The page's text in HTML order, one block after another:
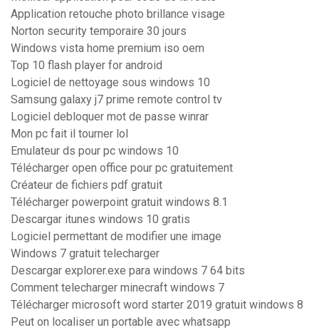
Application retouche photo brillance visage
Norton security temporaire 30 jours
Windows vista home premium iso oem
Top 10 flash player for android
Logiciel de nettoyage sous windows 10
Samsung galaxy j7 prime remote control tv
Logiciel debloquer mot de passe winrar
Mon pc fait il tourner lol
Emulateur ds pour pc windows 10
Télécharger open office pour pc gratuitement
Créateur de fichiers pdf gratuit
Télécharger powerpoint gratuit windows 8.1
Descargar itunes windows 10 gratis
Logiciel permettant de modifier une image
Windows 7 gratuit telecharger
Descargar explorer.exe para windows 7 64 bits
Comment telecharger minecraft windows 7
Télécharger microsoft word starter 2019 gratuit windows 8
Peut on localiser un portable avec whatsapp